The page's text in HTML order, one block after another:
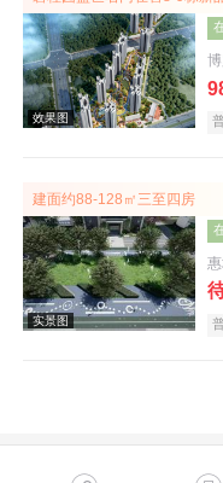
建面约88-128㎡三至四房